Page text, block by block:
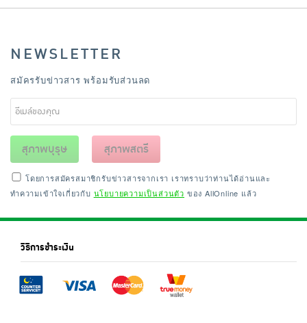
NEWSLETTER
สมัครรับข่าวสาร พร้อมรับส่วนลด
สุภาพบุรุษ สุภาพสตรี
โดยการสมัครสมาชิกรับข่าวสารจากเรา เราทราบว่าท่านได้อ่านและ
ทำความเข้าใจเกี่ยวกับ นโยบายความเป็นส่วนตัว ของ AllOnline แล้ว
วิธีการชำระเงิน